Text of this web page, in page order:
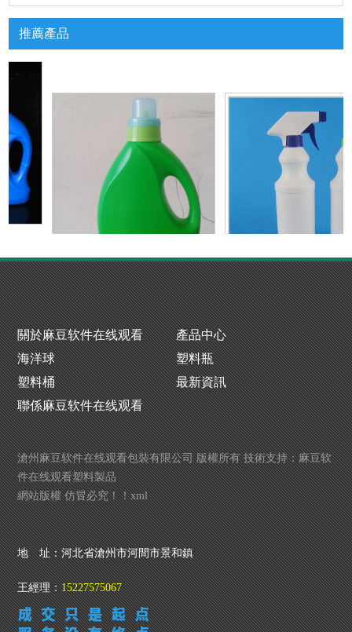
推薦產品
洗衣液瓶生產廠 噴霧瓶廠家
產
洗衣液瓶生產廠 噴霧瓶廠家
關於麻豆软件在线观看
產品中心
海洋球
塑料瓶
塑料桶
最新資訊
聯係麻豆软件在线观看
滄州麻豆软件在线观看包裝有限公司 版權所有 技術支持：麻豆软
件在线观看塑料製品
網站版權 仿冒必究！！xml
地 址：河北省滄州市河間市景和鎮
王經理：15227575067